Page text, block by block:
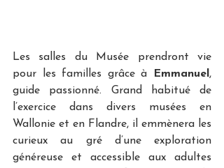
Les salles du Musée prendront vie
pour les familles grâce à
Emmanuel,
guide passionné. Grand habitué de
l’exercice dans divers musées en
Wallonie et en Flandre, il emmènera les
curieux au gré d’une exploration
généreuse et accessible aux adultes